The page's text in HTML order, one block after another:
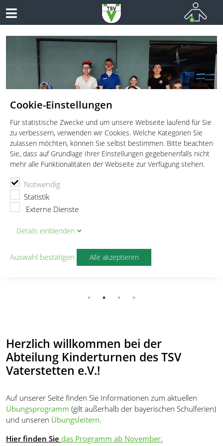
Cookie-Einstellungen
Für statistische Zwecke und um unsere Webseite laufend für Sie
zu verbessern, verwenden wir Cookies. Welche Kategorien Sie
zulassen möchten, können Sie selbst bestimmen. Bitte beachten
Sie, dass auf Grundlage Ihrer Einstellungen gegebenenfalls nicht
mehr alle Funktionalitäten der Webseite zur Verfügung stehen.
Notwendig
Statistik
Externe Dienste
Details einblenden
Auswahl bestätigen Alle akzeptieren
Abteilungsversammlung am
08.05.2025
UM 18:00 UHR IM ALTENHEIM ST. KORBINIAN
lesen
Faschingsevent mit
Überraschungsshow am
31.01.2026
TSV Vaterstetten beim Baby-
Empfang - 24.01.2026
DIE KINDERTURN-ABTEILUNG DES TSVV STELLT SICH
VATERSTETTEN VOR.
lesen
Neues Kinderturnprogramm
AB NOVEMBER 2025
Herzlich willkommen bei der
Abteilung Kinderturnen des TSV
Vaterstetten e.V.!
Auf unserer Seite finden Sie Informationen zum aktuellen
Übungsprogramm (gilt außerhalb der bayerischen Schulferien)
und unseren Übungsleitern.
Hier finden Sie das Programm ab November.